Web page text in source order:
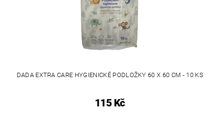
DADA EXTRA CARE HYGIENICKÉ PODLOŽKY 60 X 60 CM - 10 KS
115 Kč